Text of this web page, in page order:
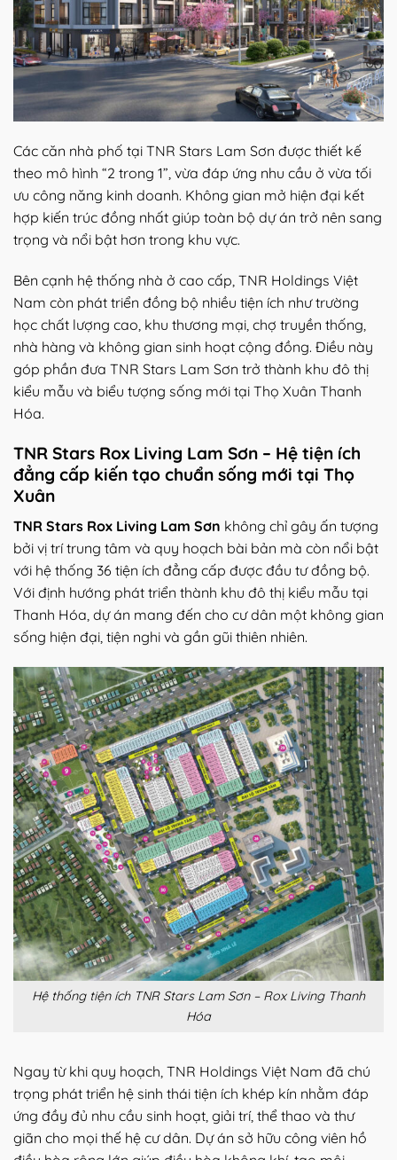
Các căn nhà phố tại TNR Stars Lam Sơn được thiết kế
theo mô hình “2 trong 1”, vừa đáp ứng nhu cầu ở vừa tối
ưu công năng kinh doanh. Không gian mở hiện đại kết
hợp kiến trúc đồng nhất giúp toàn bộ dự án trở nên sang
trọng và nổi bật hơn trong khu vực.
Bên cạnh hệ thống nhà ở cao cấp, TNR Holdings Việt
Nam còn phát triển đồng bộ nhiều tiện ích như trường
học chất lượng cao, khu thương mại, chợ truyền thống,
nhà hàng và không gian sinh hoạt cộng đồng. Điều này
góp phần đưa TNR Stars Lam Sơn trở thành khu đô thị
kiểu mẫu và biểu tượng sống mới tại Thọ Xuân Thanh
Hóa.
TNR Stars Rox Living Lam Sơn – Hệ tiện ích
đẳng cấp kiến tạo chuẩn sống mới tại Thọ
Xuân
TNR Stars Rox Living Lam Sơn không chỉ gây ấn tượng
bởi vị trí trung tâm và quy hoạch bài bản mà còn nổi bật
với hệ thống 36 tiện ích đẳng cấp được đầu tư đồng bộ.
Với định hướng phát triển thành khu đô thị kiểu mẫu tại
Thanh Hóa, dự án mang đến cho cư dân một không gian
sống hiện đại, tiện nghi và gần gũi thiên nhiên.
Hệ thống tiện ích TNR Stars Lam Sơn – Rox Living Thanh
Hóa
Ngay từ khi quy hoạch, TNR Holdings Việt Nam đã chú
trọng phát triển hệ sinh thái tiện ích khép kín nhằm đáp
ứng đầy đủ nhu cầu sinh hoạt, giải trí, thể thao và thư
giãn cho mọi thế hệ cư dân. Dự án sở hữu công viên hồ